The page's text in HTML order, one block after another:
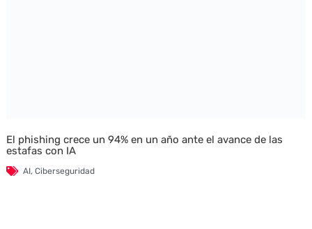
El phishing crece un 94% en un año ante el avance de las
estafas con IA
AI, Ciberseguridad